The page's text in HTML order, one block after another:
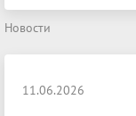
Новости
11.06.2026